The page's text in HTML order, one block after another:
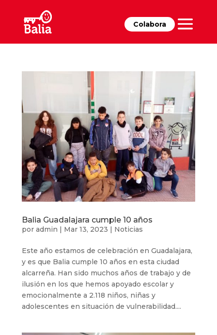
Colabora
Balia Guadalajara cumple 10 años
por admin | Mar 13, 2023 | Noticias
Este año estamos de celebración en Guadalajara,
y es que Balia cumple 10 años en esta ciudad
alcarreña. Han sido muchos años de trabajo y de
ilusión en los que hemos apoyado escolar y
emocionalmente a 2.118 niños, niñas y
adolescentes en situación de vulnerabilidad....